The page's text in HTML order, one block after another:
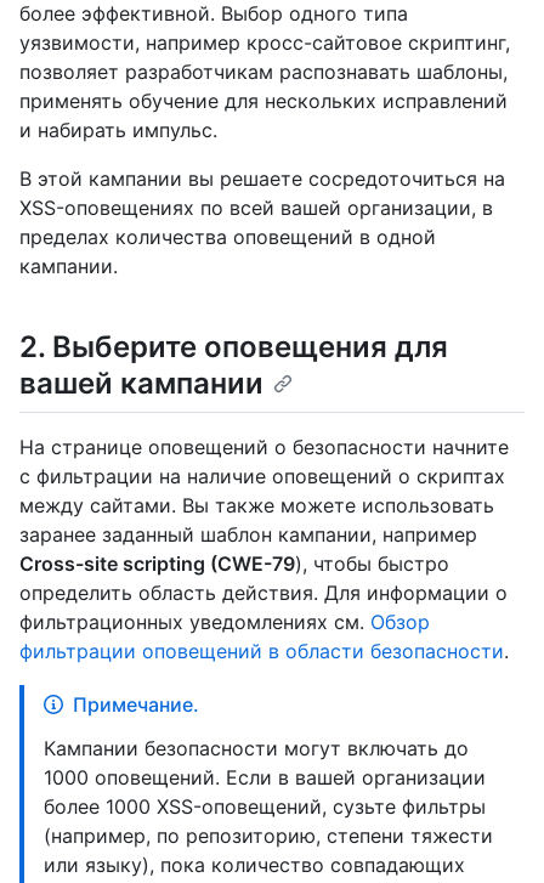
более эффективной. Выбор одного типа
уязвимости, например кросс-сайтовое скриптинг,
позволяет разработчикам распознавать шаблоны,
применять обучение для нескольких исправлений
и набирать импульс.
В этой кампании вы решаете сосредоточиться на
XSS-оповещениях по всей вашей организации, в
пределах количества оповещений в одной
кампании.
2. Выберите оповещения для
вашей кампании
На странице оповещений о безопасности начните
с фильтрации на наличие оповещений о скриптах
между сайтами. Вы также можете использовать
заранее заданный шаблон кампании, например
Cross-site scripting (CWE-79), чтобы быстро
определить область действия. Для информации о
фильтрационных уведомлениях см. Обзор
фильтрации оповещений в области безопасности.
Примечание.
Кампании безопасности могут включать до
1000 оповещений. Если в вашей организации
более 1000 XSS-оповещений, сузьте фильтры
(например, по репозиторию, степени тяжести
или языку), пока количество совпадающих